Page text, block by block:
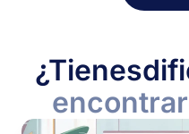
¿Tienes
encontrar